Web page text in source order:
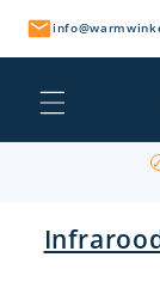
naar de
content